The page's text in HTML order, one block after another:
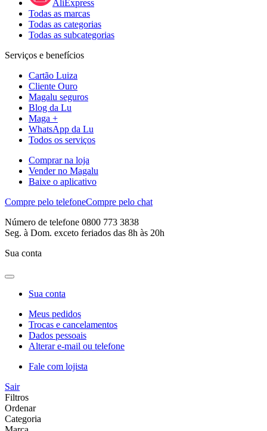
AliExpress
Todas as marcas
Todas as categorias
Todas as subcategorias
Serviços e benefícios
Cartão Luiza
Cliente Ouro
Magalu seguros
Blog da Lu
Maga +
WhatsApp da Lu
Todos os serviços
Comprar na loja
Vender no Magalu
Baixe o aplicativo
Compre pelo telefoneCompre pelo chat
Número de telefone 0800 773 3838
Seg. à Dom. exceto feriados das 8h às 20h
Sua conta
Sua conta
Meus pedidos
Trocas e cancelamentos
Dados pessoais
Alterar e-mail ou telefone
Fale com lojista
Sair
Filtros
Ordenar
Categoria